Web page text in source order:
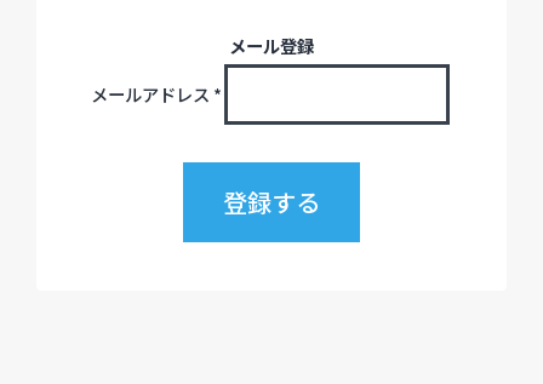
メール登録
メールアドレス *